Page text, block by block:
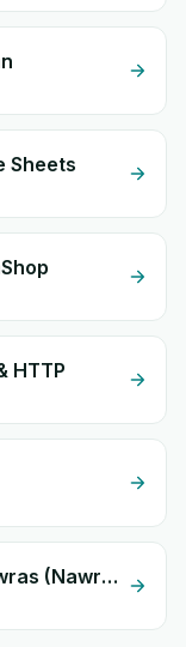
Sheets
HTTP
STM Express + Al-Nawras (Nawris)